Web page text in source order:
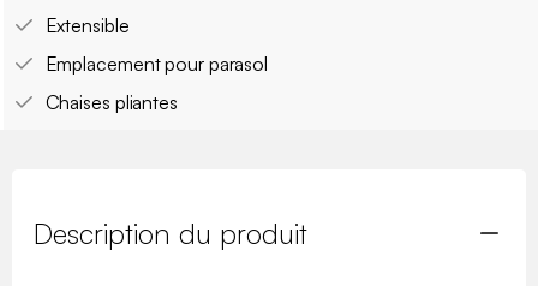
Extensible
Emplacement pour parasol
Chaises pliantes
Description du produit